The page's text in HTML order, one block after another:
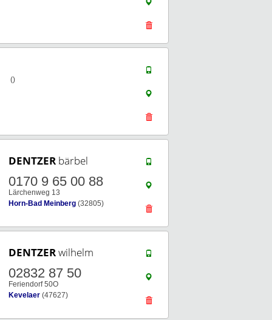
()
DENTZER bärbel
0170 9 65 00 88
Lärchenweg 13
Horn-Bad Meinberg (32805)
DENTZERwilhelm
02832 87 50
Feriendorf 50O
Kevelaer (47627)